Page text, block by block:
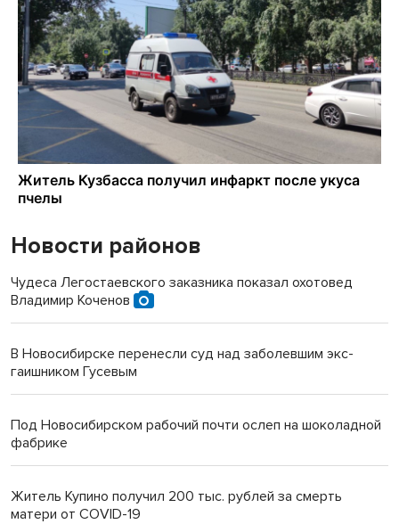
Новости районов
Чудеса Легостаевского заказника показал охотовед
Владимир Коченов
В Новосибирске перенесли суд над заболевшим экс-
гаишником Гусевым
Под Новосибирском рабочий почти ослеп на шоколадной
фабрике
Житель Купино получил 200 тыс. рублей за смерть
матери от COVID-19